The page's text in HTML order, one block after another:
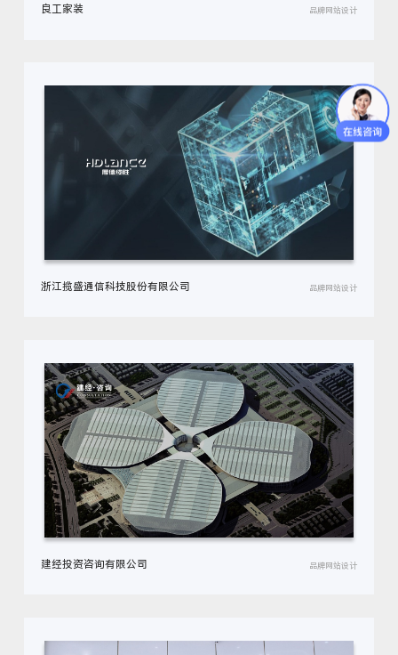
良工家装 品牌网站设计
浙江揽盛通信科技股份有限公司 品牌网站设计
建经投资咨询有限公司 品牌网站设计